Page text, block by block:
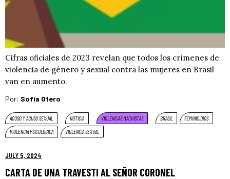
Cifras oficiales de 2023 revelan que todos los crímenes de
violencia de género y sexual contra las mujeres en Brasil
van en aumento.
Por: Sofía Otero
ACOSO Y ABUSO SEXUAL NOTICIA VIOLENCIAS MACHISTAS BRASIL
FEMINICIDIOS
VIOLENCIA PSICOLÓGICA
VIOLENCIA SEXUAL
JULY 5, 2024
CARTA DE UNA TRAVESTI AL SEÑOR CORONEL